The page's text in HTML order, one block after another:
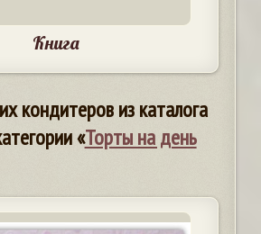
Книга
кондитеров из каталога
«Торты на день